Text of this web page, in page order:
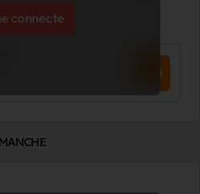
connecte